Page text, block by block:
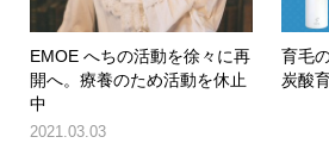
EMOE へちの活動を徐々に再
開へ。療養のため活動を休止
中
2021.03.03
育毛
炭酸